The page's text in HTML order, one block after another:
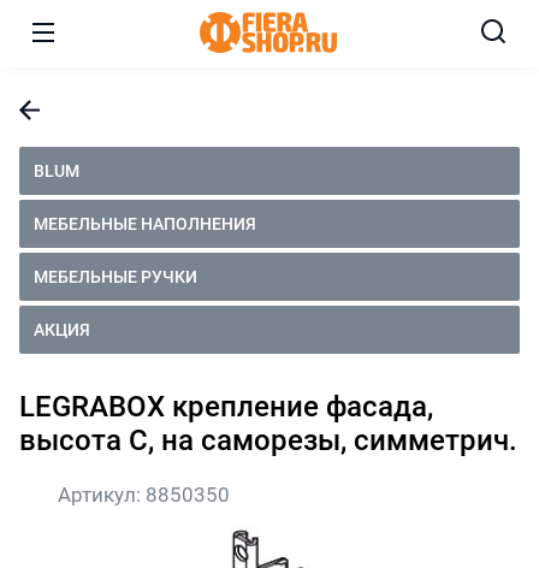
BLUM
МЕБЕЛЬНЫЕ НАПОЛНЕНИЯ
МЕБЕЛЬНЫЕ РУЧКИ
АКЦИЯ
LEGRABOX крепление фасада,
высота C, на саморезы, симметрич.
Артикул: 8850350